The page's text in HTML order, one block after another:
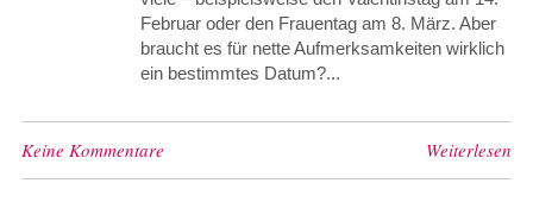
Februar oder den Frauentag am 8. März. Aber
braucht es für nette Aufmerksamkeiten wirklich
ein bestimmtes Datum?...
Keine Kommentare Weiterlesen